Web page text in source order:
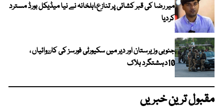
میر رضا کی قبر کشائی پر تنازع،اہلخانہ نے نیا میڈیکل بورڈ مسترد
کردیا
جنوبی وزیرستان اور دیر میں سکیورٹی فورسز کی کارروائیاں ،
10دہشتگرد ہلاک
مقبول ترین خبریں